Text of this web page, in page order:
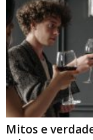
Mitos e